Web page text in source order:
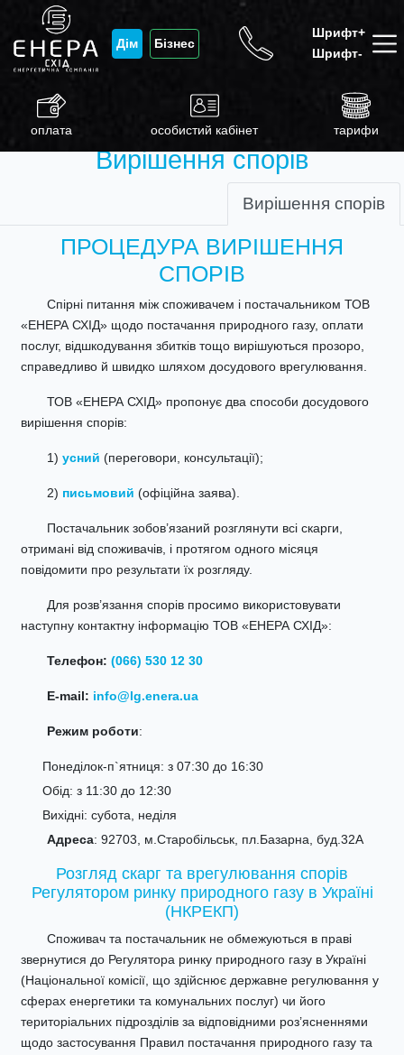
Дім Бізнес
Шрифт+
Шрифт-
оплата особистий кабінет тарифи
Вирішення спорів
Вирішення спорів
ПРОЦЕДУРА ВИРІШЕННЯ
СПОРІВ
Спірні питання між споживачем і постачальником ТОВ
«ЕНЕРА СХІД» щодо постачання природного газу, оплати
послуг, відшкодування збитків тощо вирішуються прозоро,
справедливо й швидко шляхом досудового врегулювання.
ТОВ «ЕНЕРА СХІД» пропонує два способи досудового
вирішення спорів:
1) усний (переговори, консультації);
2) письмовий (офіційна заява).
Постачальник зобов’язаний розглянути всі скарги,
отримані від споживачів, і протягом одного місяця
повідомити про результати їх розгляду.
Для розв’язання спорів просимо використовувати
наступну контактну інформацію ТОВ «ЕНЕРА СХІД»:
Телефон: (066) 530 12 30
E-mail: info@lg.enera.ua
Режим роботи:
Понеділок-п`ятниця: з 07:30 до 16:30
Обід: з 11:30 до 12:30
Вихідні: субота, неділя
Адреса: 92703, м.Старобільськ, пл.Базарна, буд.32А
Розгляд скарг та врегулювання спорів
Регулятором ринку природного газу в Україні
(НКРЕКП)
Споживач та постачальник не обмежуються в праві
звернутися до Регулятора ринку природного газу в Україні
(Національної комісії, що здійснює державне регулювання у
сферах енергетики та комунальних послуг) чи його
територіальних підрозділів за відповідними роз’ясненнями
щодо застосування Правил постачання природного газу та